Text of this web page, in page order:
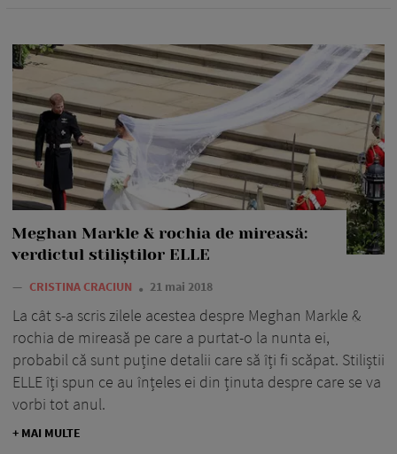
Meghan Markle & rochia de mireasă:
verdictul stiliștilor ELLE
— CRISTINA CRACIUN 21 mai 2018
La cât s-a scris zilele acestea despre Meghan Markle &
rochia de mireasă pe care a purtat-o la nunta ei,
probabil că sunt puține detalii care să îți fi scăpat. Stiliștii
ELLE îți spun ce au înțeles ei din ținuta despre care se va
vorbi tot anul.
+ MAI MULTE